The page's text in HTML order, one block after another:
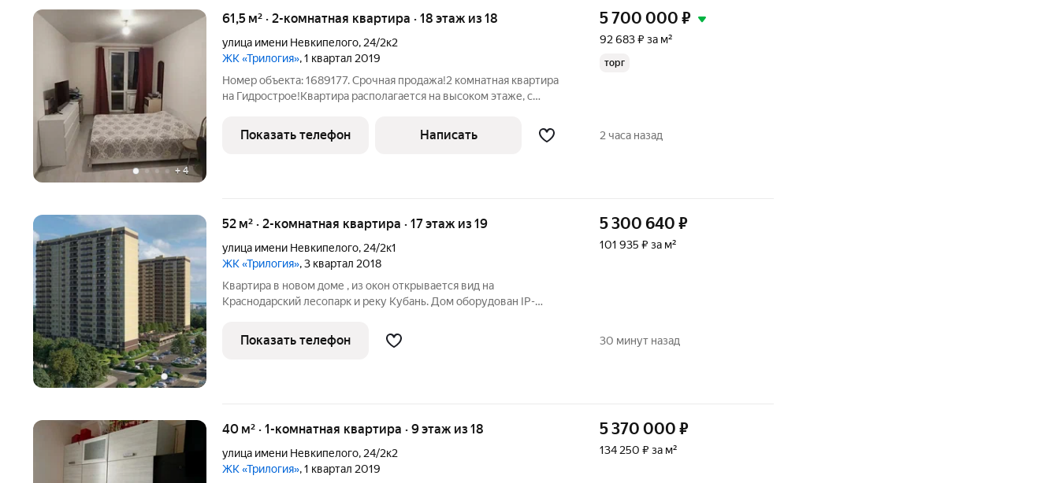
+ 4
61,5 м² · 2-комнатная квартира · 18 этаж из 18
улица имени Невкипелого, 24/2к2
ЖК «Трилогия», 1 квартал 2019
Номер объекта: 1689177. Срочная продажа!2 комнатная квартира
на Гидрострое!Квартира располагается на высоком этаже, с
расположен в хорошем месте и районе.Где все окружено
инфраструктурой, рядом
5 700 000 ₽
92 683 ₽ за м²
торг
Показать телефон Написать 2 часа назад
52 м² · 2-комнатная квартира · 17 этаж из 19
улица имени Невкипелого, 24/2к1
ЖК «Трилогия», 3 квартал 2018
Квартира в новом доме , из окон открывается вид на
Краснодарский лесопарк и реку Кубань. Дом оборудован IP-
А в уютных беседках во дворе провести время с семьей на
свежем воздухе и приготовить
5 300 640 ₽
101 935 ₽ за м²
Показать телефон 30 минут назад
40 м² · 1-комнатная квартира · 9 этаж из 18
улица имени Невкипелого, 24/2к2
ЖК «Трилогия», 1 квартал 2019
5 370 000 ₽
134 250 ₽ за м²